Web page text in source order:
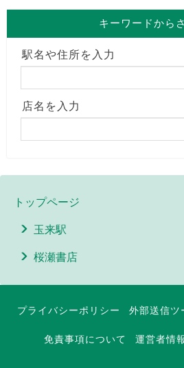
キーワードから
駅名や住所を入力
店名を入力
トップページ
玉来駅
桜瀬書店
プライバシーポリシー 外部送信ツ
免責事項について 運営者情